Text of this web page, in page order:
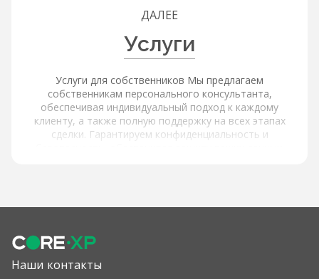
ДАЛЕЕ
Услуги
Услуги для собственников Мы предлагаем
собственникам персонального консультанта,
обеспечивая индивидуальный подход к каждому
клиенту, а также полную поддержку на всех этапах
сделки. Гарантируем конфиденциальность и
собственников. Мы предлагаем детальную информацию
высококачественные фотографии и виртуальные туры,
Наши контакты